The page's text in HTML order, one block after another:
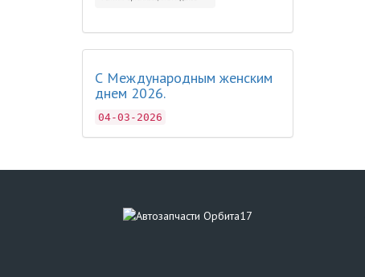
С Международным женским
днем 2026.
04-03-2026